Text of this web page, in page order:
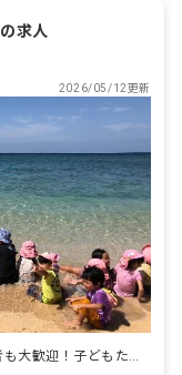
の求人
2026/05/12更新
週1日からOK！ブランクも初心者も大歓迎！子どもたちの成長をサポート